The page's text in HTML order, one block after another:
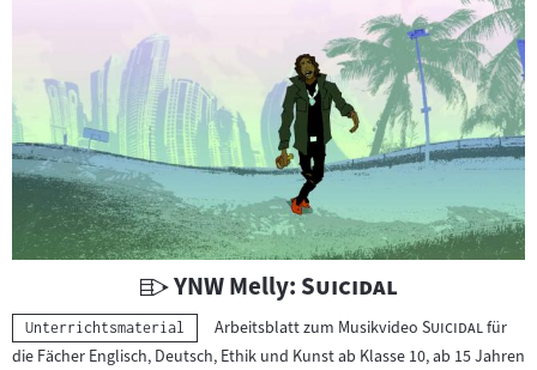
t
s
m
a
t
e
r
i
l
:
U
n
t
YNW Melly: "
Suicidal"
Kategorie:
Unterrichtsmaterial Arbeitsblatt zum Musikvideo "
Suicidal"für
die Fächer Englisch, Deutsch, Ethik und Kunst ab Klasse 10, ab 15 Jahren